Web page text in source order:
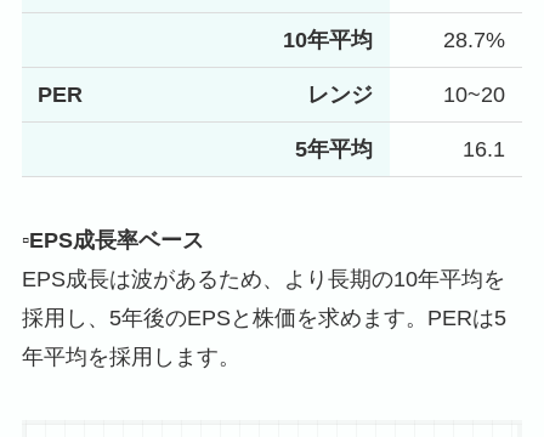
10年平均 28.7%
PER レンジ 10~20
5年平均 16.1
▫️EPS成長率ベース
EPS成長は波があるため、より長期の10年平均を
採用し、5年後のEPSと株価を求めます。PERは5
年平均を採用します。